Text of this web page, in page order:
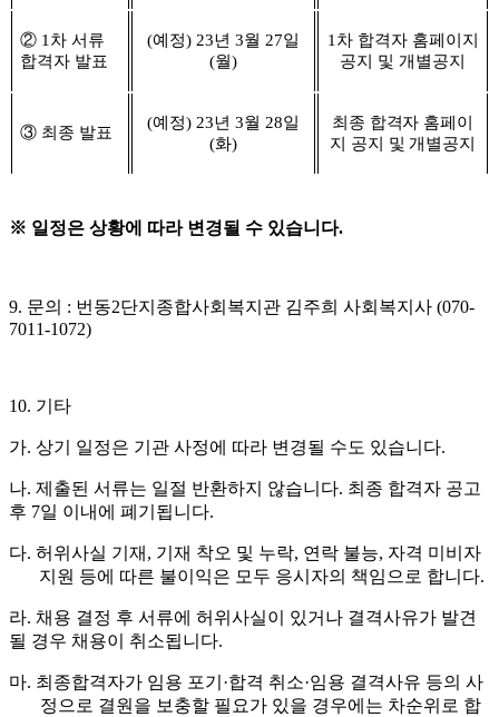
② 1차 서류
합격자 발표
(예정) 23년 3월 27일
(월)
1차 합격자 홈페이지
공지 및 개별공지
③ 최종 발표
(예정) 23년 3월 28일
(화)
최종 합격자 홈페이
지 공지 및 개별공지
※ 일정은 상황에 따라 변경될 수 있습니다.
9. 문의 : 번동2단지종합사회복지관 김주희 사회복지사 (070-
7011-1072)
10. 기타
가. 상기 일정은 기관 사정에 따라 변경될 수도 있습니다.
나. 제출된 서류는 일절 반환하지 않습니다. 최종 합격자 공고
후 7일 이내에 폐기됩니다.
다. 허위사실 기재 , 기재 착오 및 누락, 연락 불능, 자격 미비자
지원 등에 따른 불이익은 모두 응시자의 책임으로 합니다.
라. 채용 결정 후 서류에 허위사실이 있거나 결격사유가 발견
될 경우 채용이 취소됩니다.
마. 최종합격자가 임용 포기 ·합격 취소·임용 결격사유 등의 사
정으로 결원을 보충할 필요가 있을 경우에는 차순위로 합